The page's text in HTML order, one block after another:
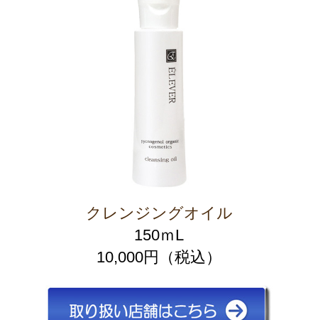
クレンジングオイル
150ｍL
10,000円（税込）